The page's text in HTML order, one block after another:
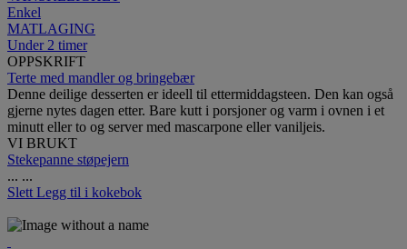
Enkel
MATLAGING
Under 2 timer
OPPSKRIFT
Terte med mandler og bringebær
Denne deilige desserten er ideell til ettermiddagsteen. Den kan også
gjerne nytes dagen etter. Bare kutt i porsjoner og varm i ovnen i et
minutt eller to og server med mascarpone eller vaniljeis.
VI BRUKT
Stekepanne støpejern
... ...
Slett Legg til i kokebok